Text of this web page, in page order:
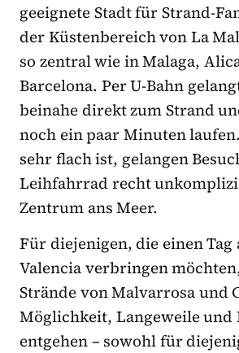
geeignete Stadt für Strand-
der Küstenbereich von La
so zentral wie in Malaga,
Barcelona. Per U-Bahn
beinahe direkt zum Strand
noch ein paar Minuten
sehr flach ist, gelangen
Leihfahrrad recht
Zentrum ans Meer.
Für diejenigen, die einen Tag
Valencia verbringen
Strände von Malvarrosa und
Möglichkeit, Langeweile und
entgehen – sowohl für